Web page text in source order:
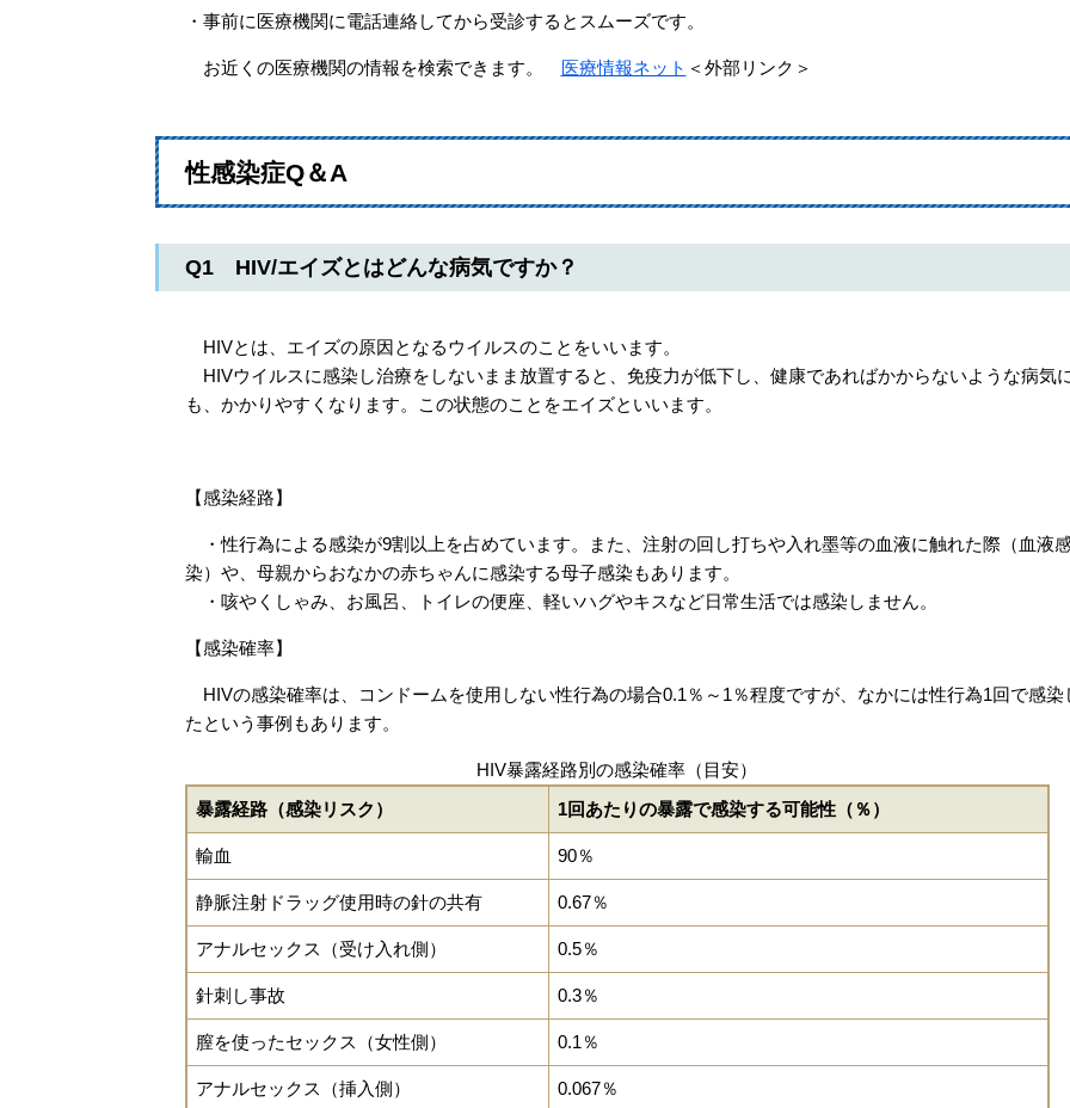
・事前に医療機関に電話連絡してから受診するとスムーズです。
お近くの医療機関の情報を検索できます。 医療情報ネット ＜外部リンク＞
性感染症Q＆A
Q1 HIV/エイズとはどんな病気ですか？
HIVとは、エイズの原因となるウイルスのことをいいます。
HIVウイルスに感染し治療をしないまま放置すると、免疫力が低下し、健康であればかからないような病気
も、かかりやすくなります。この状態のことをエイズといいます。
【感染経路】
・性行為による感染が9割以上を占めています。また、注射の回し打ちや入れ墨等の血液に触れた際（血液
染）や、母親からおなかの赤ちゃんに感染する母子感染もあります。
・咳やくしゃみ、お風呂、トイレの便座、軽いハグやキスなど日常生活では感染しません。
【感染確率】
HIVの感染確率は、コンドームを使用しない性行為の場合0.1％～1％程度ですが、なかには性行為1回で感染
たという事例もあります。
HIV暴露経路別の感染確率（目安）
暴露経路（感染リスク）
1回あたりの暴露で感染する可能性（％）
輸血 90％
静脈注射ドラッグ使用時の針の共有 0.67％
アナルセックス（受け入れ側） 0.5％
針刺し事故 0.3％
膣を使ったセックス（女性側） 0.1％
アナルセックス（挿入側） 0.067％